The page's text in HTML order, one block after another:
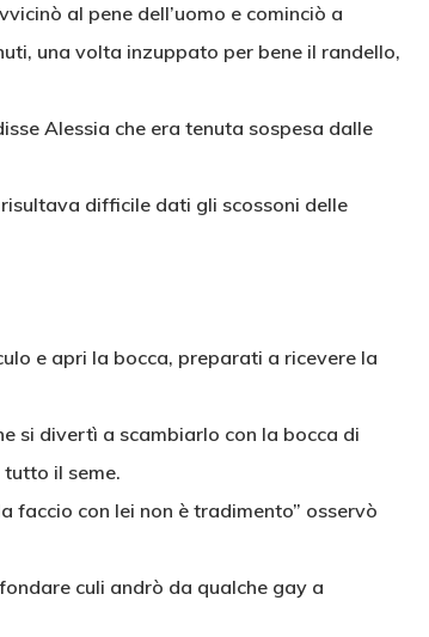
al pene dell’uomo e cominciò a
una volta inzuppato per bene il randello,
Alessia che era tenuta sospesa dalle
difficile dati gli scossoni delle
e apri la bocca, preparati a ricevere la
si divertì a scambiarlo con la bocca di
il seme.
faccio con lei non è tradimento” osservò
culi andrò da qualche gay a